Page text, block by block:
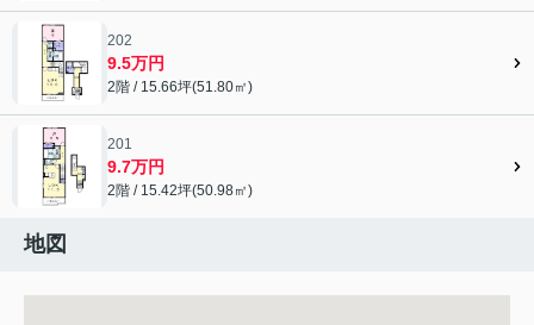
202
9.5万円
2階 / 15.66坪(51.80㎡)
201
9.7万円
2階 / 15.42坪(50.98㎡)
地図